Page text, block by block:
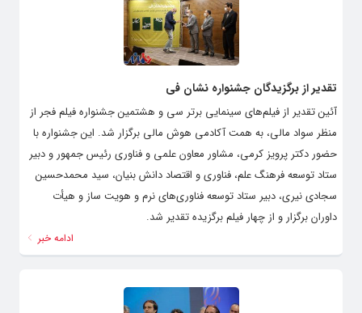
تقدیر از برگزیدگان جشنواره نشان فی
آئین تقدیر از فیلم‌های سینمایی برتر سی و هشتمین جشنواره فیلم فجر از
منظر سواد مالی، به همت آکادمی هوش مالی برگزار شد. این جشنواره با
حضور دکتر پرویز کرمی، مشاور معاون علمی و فناوری رئیس جمهور و دبیر
ستاد توسعه فرهنگ علم، فناوری و اقتصاد دانش بنیان، سید محمدحسین
سجادی نیری، دبیر ستاد توسعه فناوری‌های نرم و هویت ساز و هیأت
داوران برگزار و از چهار فیلم برگزیده تقدیر شد.
ادامه خبر